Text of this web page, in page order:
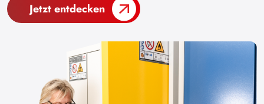
Jetzt entdecken